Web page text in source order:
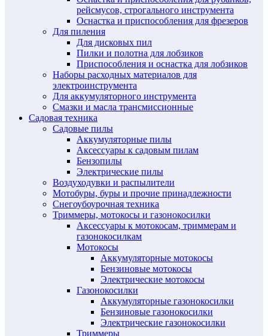
рейсмусов, строгального инструмента
Оснастка и приспособления для фрезеров
Для пиления
Для дисковых пил
Пилки и полотна для лобзиков
Приспособления и оснастка для лобзиков
Наборы расходных материалов для
электроинструмента
Для аккумуляторного инструмента
Смазки и масла трансмиссионные
Садовая техника
Садовые пилы
Аккумуляторные пилы
Аксессуары к садовым пилам
Бензопилы
Электрические пилы
Воздуходувки и распылители
Мотобуры, буры и прочие принадлежности
Снегоубоурочная техника
Триммеры, мотокосы и газонокосилки
Аксессуары к мотокосам, триммерам и
газонокосилкам
Мотокосы
Аккумуляторные мотокосы
Бензиновые мотокосы
Электрические мотокосы
Газонокосилки
Аккумуляторные газонокосилки
Бензиновые газонокосилки
Электрические газонокосилки
Триммеры